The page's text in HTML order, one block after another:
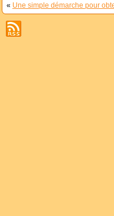
« Une simple démarche pour